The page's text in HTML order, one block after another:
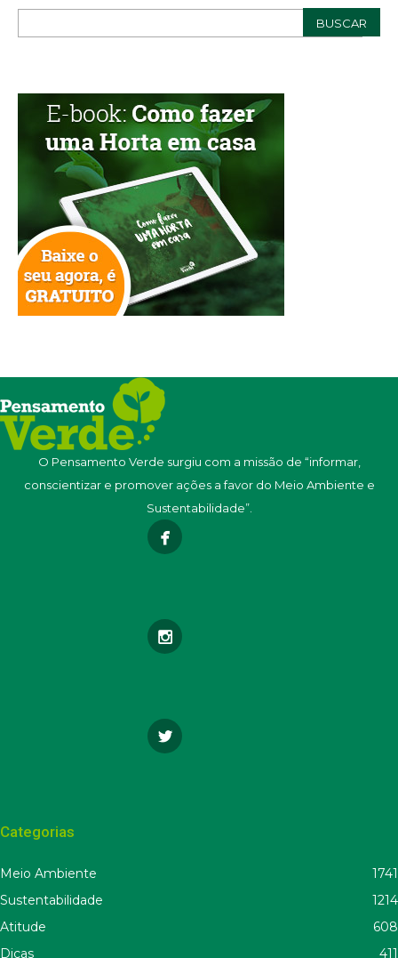
O Pensamento Verde surgiu com a missão de “informar,
conscientizar e promover ações a favor do Meio Ambiente e
Sustentabilidade”.
Categorias
Meio Ambiente
1741
Sustentabilidade
1214
Atitude
608
Dicas
411